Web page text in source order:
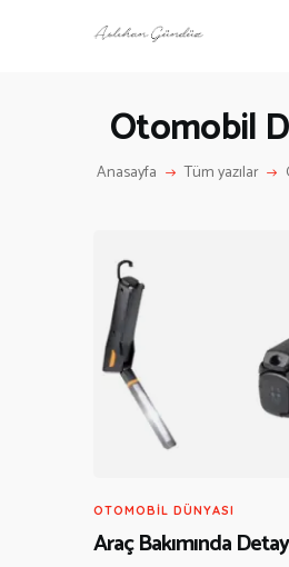
Otomobil
Anasayfa Tüm yazılar
RÖPORTAJ
KÜLTÜR SANAT
HAKKIMDA
İLETIŞIM
OTOMOBIL DÜNYASI
Araç Bakımında